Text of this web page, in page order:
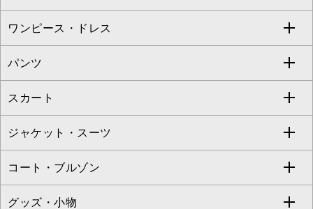
すべてのトップス
カットソー・Tシャツ
ブラウス・シャツ
ニット・セーター
カーディガン
アンサンブルセット
ワンピース・ドレス
すべてのワンピース・ドレス
ワンピース
ドレス
チュニック
ジャンパースカート
パンツ
すべてのパンツ
フルレングスパンツ
クロップド・半端丈パンツ
ガウチョ・ワイドパンツ
スカート
すべてのスカート
ロング・マキシ丈スカート
ひざ丈スカート
ジャケット・スーツ
すべてのジャケット・スーツ
テーラードジャケット
コート・ブルゾン
すべてのコート・ブルゾン
グッズ・小物